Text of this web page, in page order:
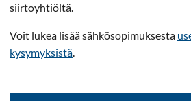
siirtoyhtiöltä.
Voit lukea lisää sähkösopimuksesta
kysymyksistä.